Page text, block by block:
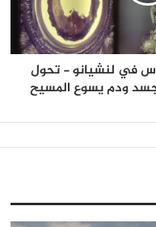
في لنشيانو - تحول
جسد ودم يسوع المسيح